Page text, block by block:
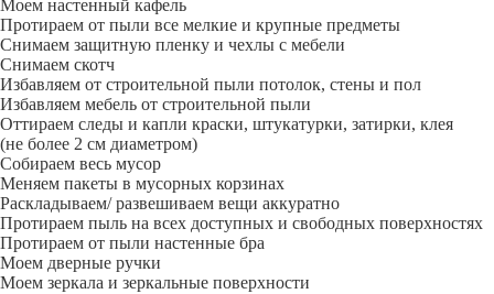
Моем настенный кафель
Протираем от пыли все мелкие и крупные предметы
Снимаем защитную пленку и чехлы с мебели
Снимаем скотч
Избавляем от строительной пыли потолок, стены и пол
Избавляем мебель от строительной пыли
Оттираем следы и капли краски, штукатурки, затирки, клея
(не более 2 см диаметром)
Собираем весь мусор
Меняем пакеты в мусорных корзинах
Раскладываем/ развешиваем вещи аккуратно
Протираем пыль на всех доступных и свободных поверхностях
Протираем от пыли настенные бра
Моем дверные ручки
Моем зеркала и зеркальные поверхности